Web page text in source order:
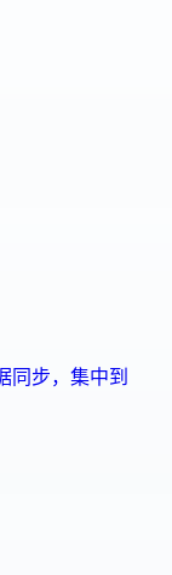
同步，集中到